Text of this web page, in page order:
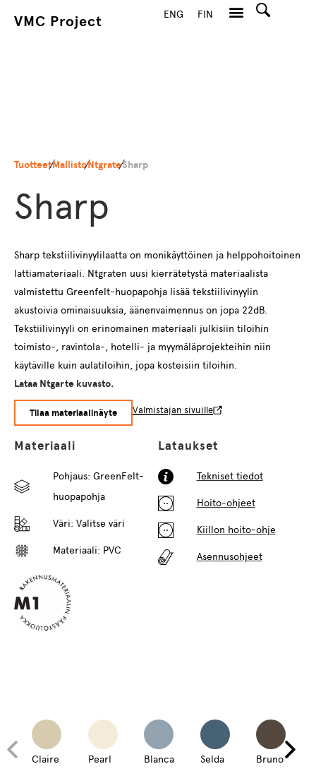
VMC Project ENG FIN
TuotteetMallistoNtgrateSharp
Sharp
Sharp tekstiilivinyylilaatta on monikäyttöinen ja helppohoitoinen
lattiamateriaali. Ntgraten uusi kierrätetystä materiaalista
valmistettu Greenfelt-huopapohja lisää tekstiilivinyylin
akustoivia ominaisuuksia, äänenvaimennus on jopa 22dB.
Tekstiilivinyyli on erinomainen materiaali julkisiin tiloihin
toimisto-, ravintola-, hotelli- ja myymäläprojekteihin niin
käytäville kuin aulatiloihin, jopa kosteisiin tiloihin.
Lataa Ntgarte kuvasto.
Tilaa materiaalinäyte Valmistajan sivuille
Materiaali
Pohjaus: GreenFelt-
huopapohja
Väri: Valitse väri
Materiaali: PVC
Lataukset
Tekniset tiedot
Hoito-ohjeet
Kiillon hoito-ohje
Asennusohjeet
Claire Pearl Blanca Selda Bruno